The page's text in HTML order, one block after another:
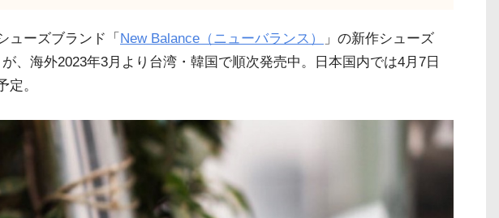
ューズブランド「 New Balance（ニューバランス）
」の新作シューズ
が、海外2023年3月より台湾・韓国で順次発売中。日本国内では4月7日
定。